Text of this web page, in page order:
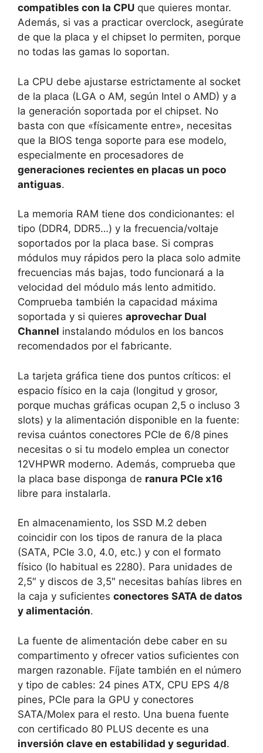
compatibles con la CPU que quieres montar.
Además, si vas a practicar overclock, asegúrate
de que la placa y el chipset lo permiten, porque
no todas las gamas lo soportan.
La CPU debe ajustarse estrictamente al socket
de la placa (LGA o AM, según Intel o AMD) y a
la generación soportada por el chipset. No
basta con que «físicamente entre», necesitas
que la BIOS tenga soporte para ese modelo,
especialmente en procesadores de
generaciones recientes en placas un poco
antiguas.
La memoria RAM tiene dos condicionantes: el
tipo (DDR4, DDR5…) y la frecuencia/voltaje
soportados por la placa base. Si compras
módulos muy rápidos pero la placa solo admite
frecuencias más bajas, todo funcionará a la
velocidad del módulo más lento admitido.
Comprueba también la capacidad máxima
soportada y si quieres aprovechar Dual
Channel instalando módulos en los bancos
recomendados por el fabricante.
La tarjeta gráfica tiene dos puntos críticos: el
espacio físico en la caja (longitud y grosor,
porque muchas gráficas ocupan 2,5 o incluso 3
slots) y la alimentación disponible en la fuente:
revisa cuántos conectores PCIe de 6/8 pines
necesitas o si tu modelo emplea un conector
12VHPWR moderno. Además, comprueba que
la placa base disponga de ranura PCIe x16
libre para instalarla.
En almacenamiento, los SSD M.2 deben
coincidir con los tipos de ranura de la placa
(SATA, PCIe 3.0, 4.0, etc.) y con el formato
físico (lo habitual es 2280). Para unidades de
2,5″ y discos de 3,5″ necesitas bahías libres en
la caja y suficientes conectores SATA de datos
y alimentación.
La fuente de alimentación debe caber en su
compartimento y ofrecer vatios suficientes con
margen razonable. Fíjate también en el número
y tipo de cables: 24 pines ATX, CPU EPS 4/8
pines, PCIe para la GPU y conectores
SATA/Molex para el resto. Una buena fuente
con certificado 80 PLUS decente es una
inversión clave en estabilidad y seguridad.